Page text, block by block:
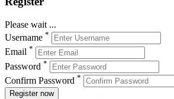
Please wait ...
Username *
Email *
Password *
Confirm Password *
Register now